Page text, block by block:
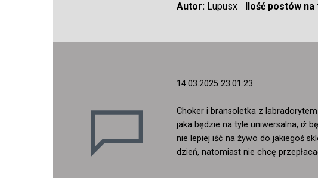
Autor: Lupusx Ilość postów
14.03.2025 23:01:23
Choker i bransoletka z
jaka będzie na tyle uniwersalna, iż
nie lepiej iść na żywo do jakiegoś
dzień, natomiast nie chcę